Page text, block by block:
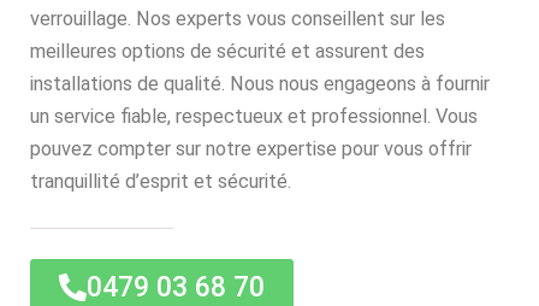
verrouillage. Nos experts vous conseillent sur les
meilleures options de sécurité et assurent des
installations de qualité. Nous nous engageons à fournir
un service fiable, respectueux et professionnel. Vous
pouvez compter sur notre expertise pour vous offrir
tranquillité d’esprit et sécurité.
0479 03 68 70